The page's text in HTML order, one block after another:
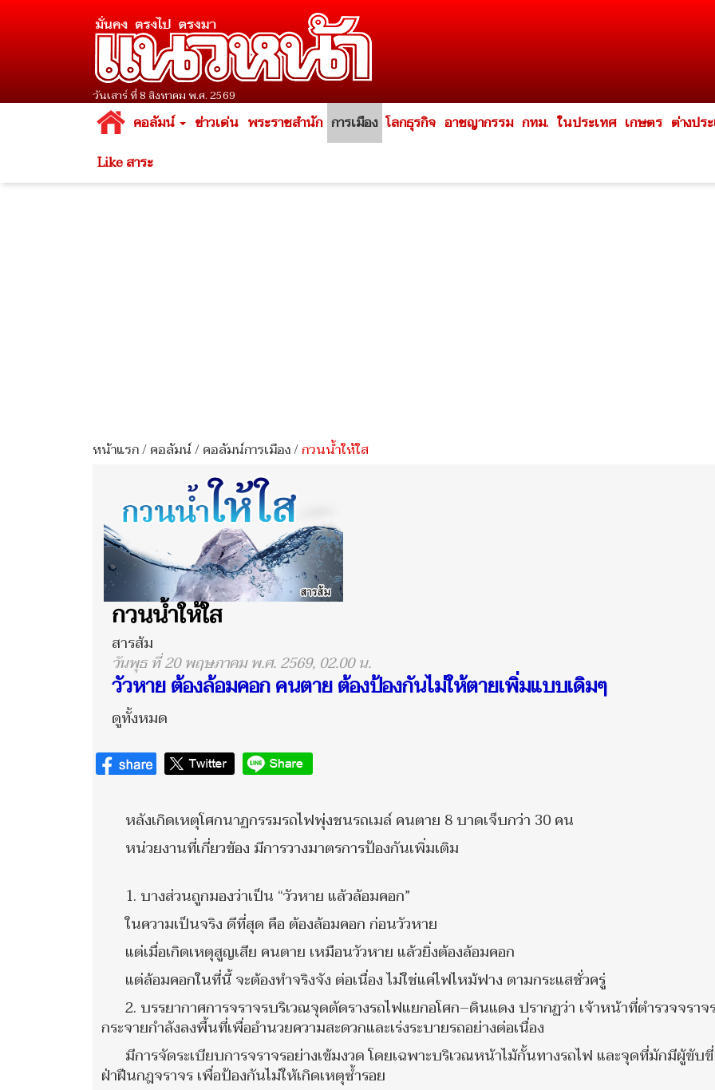
วันเสาร์ ที่ 8 สิงหาคม พ.ศ. 2569
คอลัมน์ ข่าวเด่น พระราชสำนัก การเมือง โลกธุรกิจ อาชญากรรม กทม. ในประเทศ เกษตร ต่างปร
Like สาระ
หน้าแรก/คอลัมน์/คอลัมน์การเมือง/กวนน้ำให้ใส
กวนน้ำให้ใส
สารส้ม
วันพุธ ที่ 20 พฤษภาคม พ.ศ. 2569, 02.00 น.
วัวหาย ต้องล้อมคอก คนตาย ต้องป้องกันไม่ให้ตายเพิ่มแบบเดิมๆ
ดูทั้งหมด
หลังเกิดเหตุโศกนาฏกรรมรถไฟพุ่งชนรถเมล์ คนตาย 8 บาดเจ็บกว่า 30 คน
หน่วยงานที่เกี่ยวข้อง มีการวางมาตรการป้องกันเพิ่มเติม
1. บางส่วนถูกมองว่าเป็น “วัวหาย แล้วล้อมคอก”
ในความเป็นจริง ดีที่สุด คือ ต้องล้อมคอก ก่อนวัวหาย
แต่เมื่อเกิดเหตุสูญเสีย คนตาย เหมือนวัวหาย แล้วยิ่งต้องล้อมคอก
แต่ล้อมคอกในที่นี้ จะต้องทำจริงจัง ต่อเนื่อง ไม่ใช่แค่ไฟไหม้ฟาง ตามกระแสชั่วครู่
2. บรรยากาศการจราจรบริเวณจุดตัดรางรถไฟแยกอโศก–ดินแดง ปรากฏว่า เจ้าหน้าที่ตำรวจจราจ
กระจายกำลังลงพื้นที่เพื่ออำนวยความสะดวกและเร่งระบายรถอย่างต่อเนื่อง
มีการจัดระเบียบการจราจรอย่างเข้มงวด โดยเฉพาะบริเวณหน้าไม้กั้นทางรถไฟ และจุดที่มักมีผู้ขับขี่
ฝ่าฝืนกฎจราจร เพื่อป้องกันไม่ให้เกิดเหตุซ้ำรอย